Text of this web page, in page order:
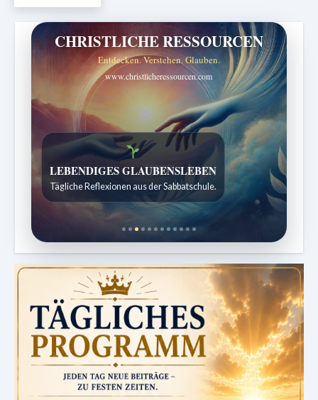
CHRISTLICHE RESSOURCEN
Entdecken. Verstehen. Glauben.
www.christlicheressourcen.com
Bibelgeschichten zum Staunen
Kindergeschichten für 7 bis 12 Jahre.